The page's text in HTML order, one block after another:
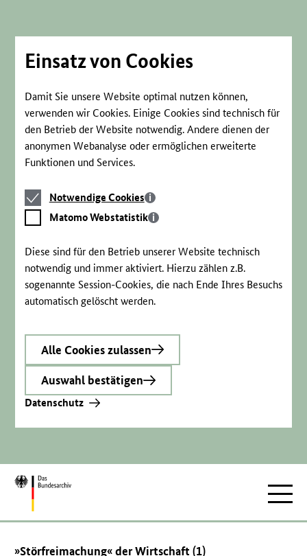
Einsatz von Cookies
Damit Sie unsere Website optimal nutzen können,
verwenden wir Cookies. Einige Cookies sind technisch für
den Betrieb der Website notwendig. Andere dienen der
anonymen Webanalyse oder ermöglichen erweiterte
Funktionen und Services.
Notwendige
Cookies
Notwendige Cookies
Matomo
Webstatistik
Matomo Webstatistik
Diese sind für den Betrieb unserer Website technisch
notwendig und immer aktiviert. Hierzu zählen z.B.
sogenannte Session-Cookies, die nach Ende Ihres Besuchs
automatisch gelöscht werden.
Alle Cookies zulassen
Auswahl bestätigen
Datenschutz
Zur
»Störfreimachung« der Wirtschaft (1)